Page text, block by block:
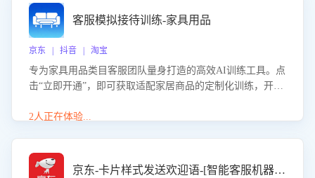
客服模拟接待训练-家具用品
京东 | 抖音 | 淘宝
专为家具用品类目客服团队量身打造的高效AI训练工具。点
击“立即开通”，即可获取适配家居商品的定制化训练，开启
能、尺寸参数咨询等高频场景下的专业应对能力。
2人正在体验...
京东-卡片样式发送欢迎语-[智能客服机器人]